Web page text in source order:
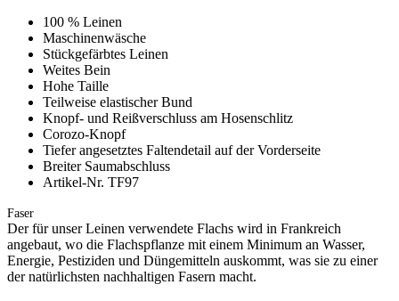
100 % Leinen
Maschinenwäsche
Stückgefärbtes Leinen
Weites Bein
Hohe Taille
Teilweise elastischer Bund
Knopf- und Reißverschluss am Hosenschlitz
Corozo-Knopf
Tiefer angesetztes Faltendetail auf der Vorderseite
Breiter Saumabschluss
Artikel-Nr. TF97
Faser
Der für unser Leinen verwendete Flachs wird in Frankreich
angebaut, wo die Flachspflanze mit einem Minimum an Wasser,
Energie, Pestiziden und Düngemitteln auskommt, was sie zu einer
der natürlichsten nachhaltigen Fasern macht.